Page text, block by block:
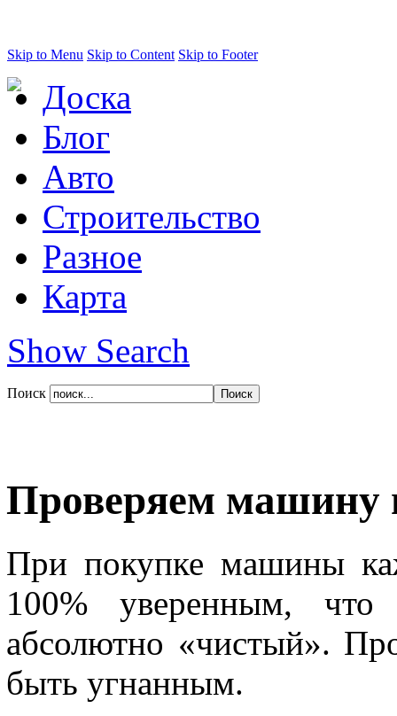
Skip to Menu Skip to Content Skip to Footer
Доска
Блог
Авто
Строительство
Разное
Карта
Show Search
Поиск
Проверяем машину
При покупке машины
100% уверенным, что
абсолютно «чистый».
быть угнанным.